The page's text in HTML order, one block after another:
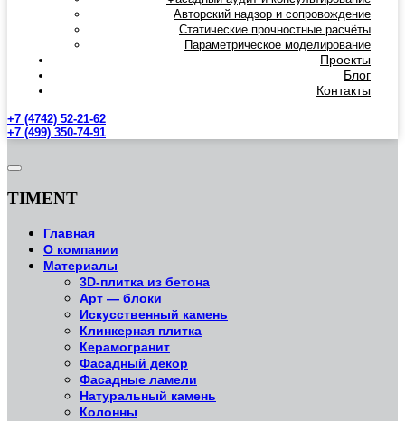
Авторский надзор и сопровождение
Статические прочностные расчёты
Параметрическое моделирование
Проекты
Блог
Контакты
+7 (4742) 52-21-62
+7 (499) 350-74-91
TIMENT
Главная
О компании
Материалы
3D-плитка из бетона
Арт — блоки
Искусственный камень
Клинкерная плитка
Керамогранит
Фасадный декор
Фасадные ламели
Натуральный камень
Колонны